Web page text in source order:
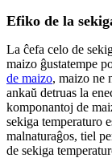
Efiko de la
La ĉefa celo de
maizo ĝustatempe
de maizo, maizo ne
ankaŭ detruas la
komponantoj de
sekiga temperaturo
malnaturaĝos, tiel
de sekiga